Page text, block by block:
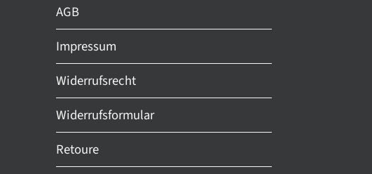
AGB
Impressum
Widerrufsrecht
Widerrufsformular
Retoure